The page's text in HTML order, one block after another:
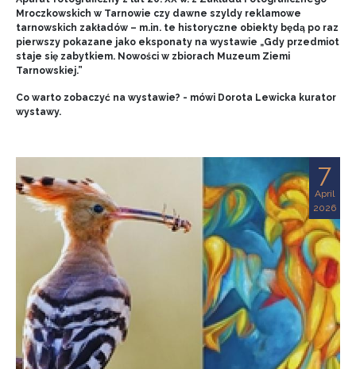
Mroczkowskich w Tarnowie czy dawne szyldy reklamowe
tarnowskich zakładów – m.in. te historyczne obiekty będą po raz
pierwszy pokazane jako eksponaty na wystawie „Gdy przedmiot
staje się zabytkiem. Nowości w zbiorach Muzeum Ziemi
Tarnowskiej.”
Co warto zobaczyć na wystawie? - mówi Dorota Lewicka kurator
wystawy.
7
April
2026